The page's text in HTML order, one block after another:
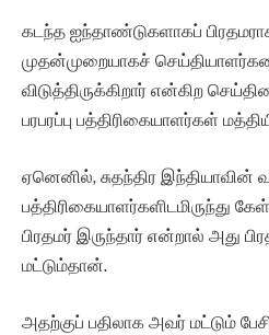
கடந்த ஐந்தாண்டுகளாகப்
முதன்முறையாகச்
விடுத்திருக்கிறார் என்கிற
பரபரப்பு பத்திரிகையாளர்கள்
ஏனெனில், சுதந்திர இந்தியாவின்
பத்திரிகையாளர்களிடமிருந்து
பிரதமர் இருந்தார் என்றால் அது
மட்டும்தான்.
அதற்குப் பதிலாக அவர் மட்டும்